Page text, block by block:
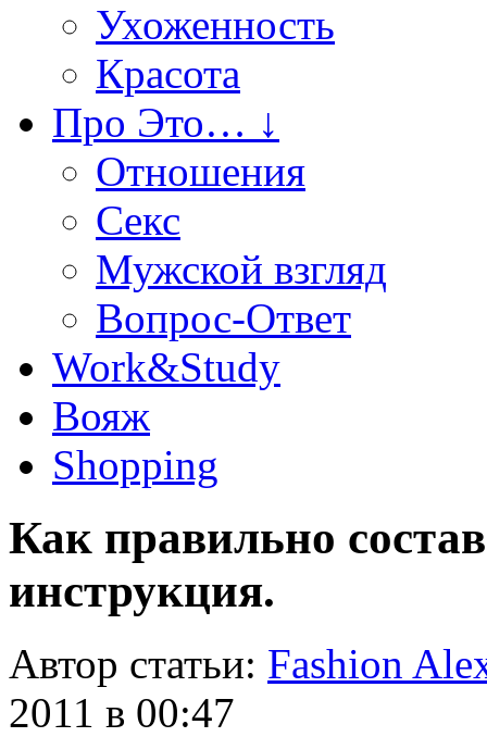
Ухоженность
Красота
Про Это… ↓
Отношения
Секс
Мужской взгляд
Вопрос-Ответ
Work&Study
Вояж
Shopping
Как правильно
инструкция.
Автор статьи: Fashion
2011 в 00:47